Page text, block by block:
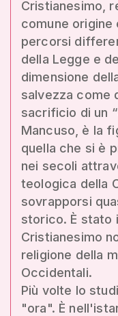
Cristianesimo,
comune origine
percorsi
della Legge e
dimensione
salvezza come
sacrificio di un
Mancuso, è la
quella che si è
nei secoli
teologica della
sovrapporsi
storico. È stato
Cristianesimo
religione della
Occidentali.
Più volte lo
"ora". È